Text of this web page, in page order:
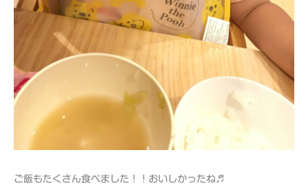
ご飯もたくさん食べました！！おいしかったね♬